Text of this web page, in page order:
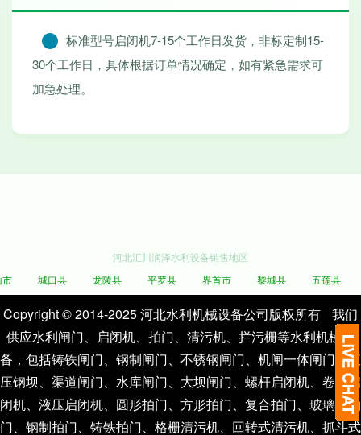
标准型号启闭机7-15个工作日发货，非标定制15-
30个工作日，具体根据订单情况确定，如有紧急需求可
加急处理。
河北汇川润泽水利设备销售地区
城口县
龙陵县 平罗县 界首市 黎城县 五莲县
Copyright © 2014-2025 河北水利机械设备公司版权所有
我们
供应水利闸门、启闭机、拍门、清污机、拦污栅等水利机械设
备，包括铸铁闸门、钢制闸门、不锈钢闸门、机闸一体闸门、液
压钢坝、渠道闸门、水库闸门、大坝闸门、螺杆启闭机、卷扬启
闭机、液压启闭机、圆形拍门、方形拍门、复合拍门、玻璃钢拍
门、钢制拍门、铸铁拍门、格栅清污机、回转式清污机、抓斗式